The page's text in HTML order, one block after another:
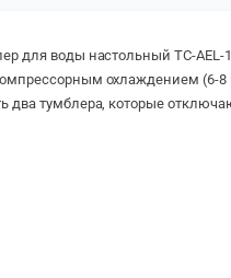
для воды настольный TC-AEL-
охлаждением (6-8
два тумблера, которые